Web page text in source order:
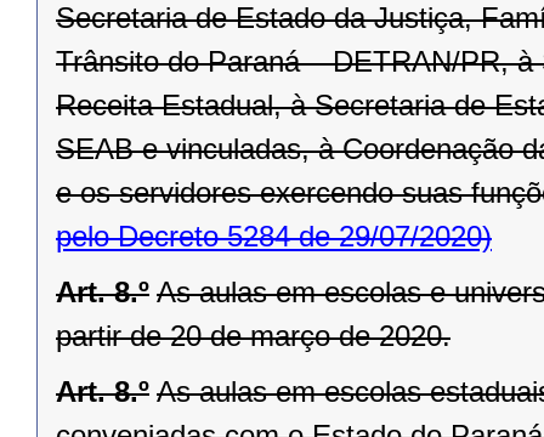
Secretaria de Estado da Justiça,
Trânsito do Paraná – DETRAN/PR,
Receita Estadual, à Secretaria de
SEAB e vinculadas, à Coordenação
e os servidores exercendo suas
pelo Decreto 5284 de 29/07/2020)
Art. 8.º As aulas em escolas e
partir de 20 de março de 2020.
Art. 8.º As aulas em escolas